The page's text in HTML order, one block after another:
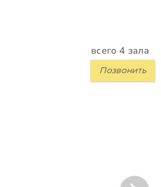
всего 4 зала
Позвонить